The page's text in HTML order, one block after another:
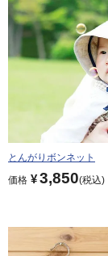
とんがりボンネット
価格 ¥3,850 税込